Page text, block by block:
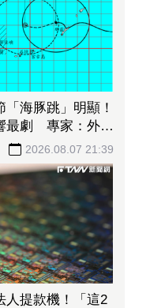
海豚跳」明顯！
最劇 專家：外圍
2026.08.07 21:39
人提款機！「這2